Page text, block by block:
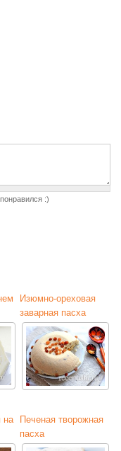
:)
Изюмно-ореховая
заварная пасха
на
Печеная творожная
пасха